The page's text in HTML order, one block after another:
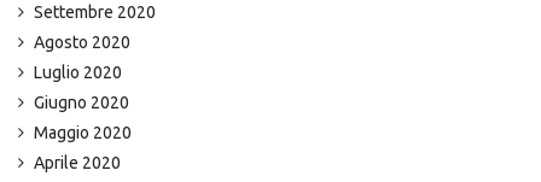
Settembre 2020
Agosto 2020
Luglio 2020
Giugno 2020
Maggio 2020
Aprile 2020